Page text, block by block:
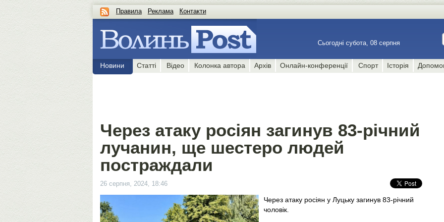
Правила Реклама Контакти
Сьогодні субота, 08 серпня
Новини Статті Відео Колонка автора Архів Онлайн-конференції Спорт Історія
Через атаку росіян загинув 83-річний
лучанин, ще шестеро людей
постраждали
26 серпня, 2024, 18:46
Через атаку росіян у Луцьку загинув 83-річний
чоловік.